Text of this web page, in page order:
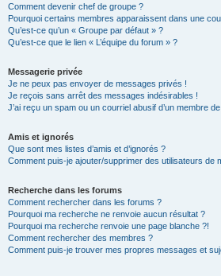
Comment devenir chef de groupe ?
Pourquoi certains membres apparaissent dans une
Qu’est-ce qu’un « Groupe par défaut » ?
Qu’est-ce que le lien « L’équipe du forum » ?
Messagerie privée
Je ne peux pas envoyer de messages privés !
Je reçois sans arrêt des messages indésirables !
J’ai reçu un spam ou un courriel abusif d’un membre
Amis et ignorés
Que sont mes listes d’amis et d’ignorés ?
Comment puis-je ajouter/supprimer des utilisateurs de
Recherche dans les forums
Comment rechercher dans les forums ?
Pourquoi ma recherche ne renvoie aucun résultat ?
Pourquoi ma recherche renvoie une page blanche ?!
Comment rechercher des membres ?
Comment puis-je trouver mes propres messages et